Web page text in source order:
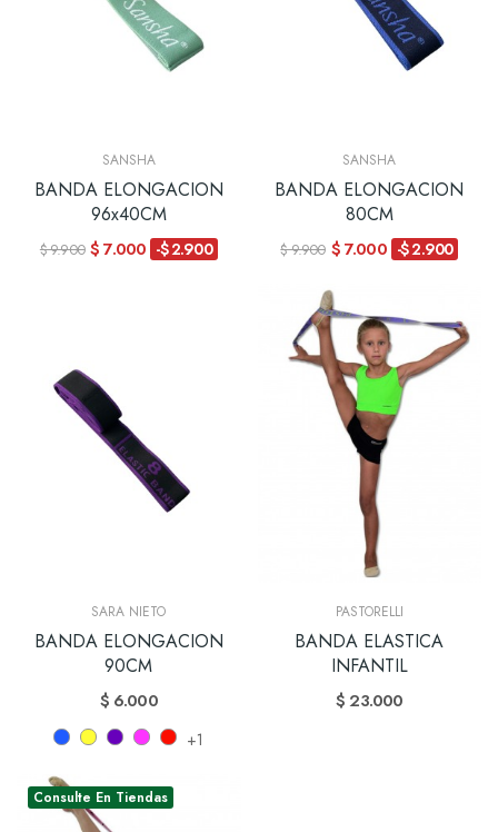
SANSHA
BANDA ELONGACION
96x40CM
$ 9.900 $ 7.000 -$ 2.900
SANSHA
BANDA ELONGACION
80CM
$ 9.900 $ 7.000 -$ 2.900
SARA NIETO
BANDA ELONGACION
90CM
$ 6.000
+1
PASTORELLI
BANDA ELASTICA
INFANTIL
$ 23.000
Consulte En Tiendas